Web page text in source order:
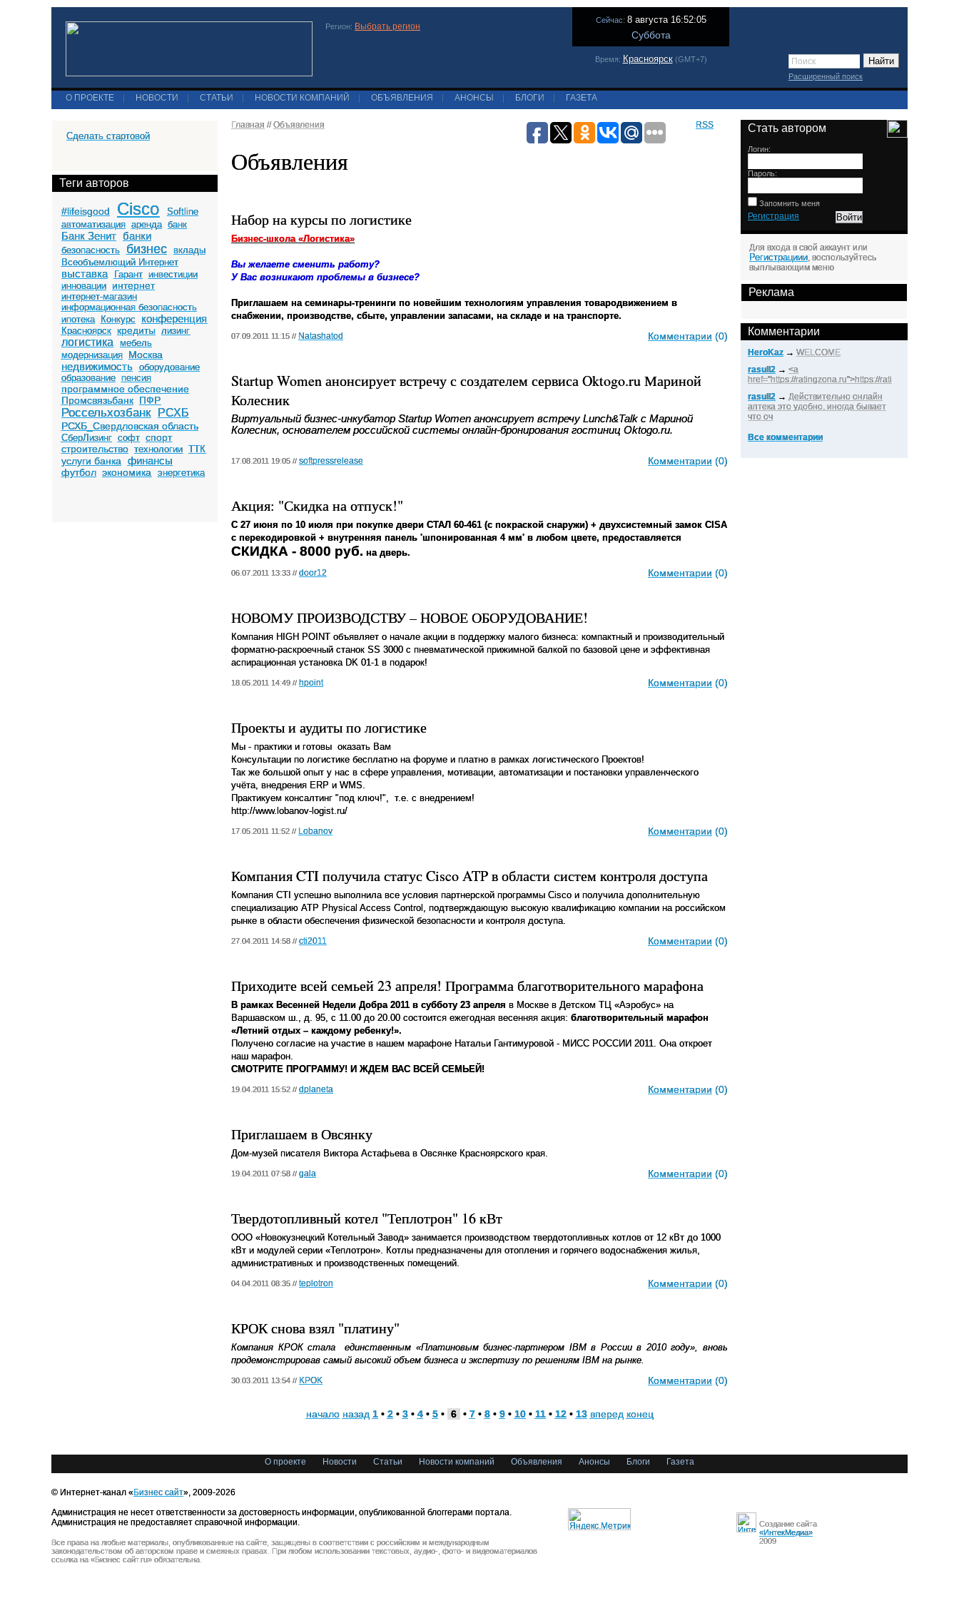
Регион: Выбрать регион
Сейчас: 8 августа 16:52:05
Суббота
Время: Красноярск(GMT+7)
Расширенный поиск
О ПРОЕКТЕ НОВОСТИ СТАТЬИ НОВОСТИ КОМПАНИЙ ОБЪЯВЛЕНИЯ АНОНСЫ БЛОГИ ГАЗЕТА
Сделать стартовой
Теги авторов
#lifeisgood Cisco
Softline
автоматизация аренда банк
Банк Зенит банки
безопасность бизнес
вклады
Всеобъемлющий Интернет
выставка Гарант инвестиции
инновации
интернет
интернет-магазин
информационная безопасность
ипотека
Конкурс конференция
Красноярск кредиты лизинг
логистика
мебель
модернизация
Москва
недвижимость оборудование
образование пенсия
программное обеспечение
Промсвязьбанк ПФР
Россельхозбанк РСХБ
РСХБ_Свердловская область
СберЛизинг софт спорт
строительство технологии ТТК
услуги банка финансы
футбол экономика энергетика
Главная // Объявления RSS
Объявления
Набор на курсы по логистике
Бизнес-школа «Логистика»
Вы желаете сменить работу?
У Вас возникают проблемы в бизнесе?
Приглашаем на семинары-тренинги по новейшим технологиям управления товародвижением в
снабжении, производстве, сбыте, управлении запасами, на складе и на транспорте.
07.09.2011 11:15 // Natashatod Комментарии (0)
Startup Women анонсирует встречу с создателем сервиса Oktogo.ru Мариной
Колесник
Виртуальный бизнес-инкубатор Startup Women анонсирует встречу Lunch&Talk c Мариной
Колесник, основателем российской системы онлайн-бронирования гостиниц Oktogo.ru.
17.08.2011 19:05 // softpressrelease Комментарии (0)
Акция: "Скидка на отпуск!"
С 27 июня по 10 июля при покупке двери СТАЛ 60-461 (c покраской снаружи) + двухсистемный замок CISA
с перекодировкой + внутренняя панель 'шпонированная 4 мм' в любом цвете, предоставляется
СКИДКА - 8000 руб. на дверь.
06.07.2011 13:33 // door12 Комментарии (0)
НОВОМУ ПРОИЗВОДСТВУ – НОВОЕ ОБОРУДОВАНИЕ!
Компания HIGH POINT объявляет о начале акции в поддержку малого бизнеса: компактный и производительный
форматно-раскроечный станок SS 3000 с пневматической прижимной балкой по базовой цене и эффективная
аспирационная установка DK 01-1 в подарок!
18.05.2011 14:49 // hpoint Комментарии (0)
Проекты и аудиты по логистике
Мы - практики и готовы оказать Вам
Консультации по логистике бесплатно на форуме и платно в рамках логистического Проектов!
Так же большой опыт у нас в сфере управления, мотивации, автоматизации и постановки управленческого
учёта, внедрения ERP и WMS.
Практикуем консалтинг "под ключ!", т.е. с внедрением!
http://www.lobanov-logist.ru/
17.05.2011 11:52 // Lobanov Комментарии (0)
Компания CTI получила статус Cisco ATP в области систем контроля доступа
Компания CTI успешно выполнила все условия партнерской программы Cisco и получила дополнительную
специализацию ATP Physical Access Control, подтверждающую высокую квалификацию компании на российском
рынке в области обеспечения физической безопасности и контроля доступа.
27.04.2011 14:58 // cti2011 Комментарии (0)
Приходите всей семьей 23 апреля! Программа благотворительного марафона
В рамках Весенней Недели Добра 2011 в субботу 23 апреля в Москве в Детском ТЦ «Аэробус» на
Варшавском ш., д. 95, с 11.00 до 20.00 состоится ежегодная весенняя акция: благотворительный марафон
«Летний отдых – каждому ребенку!».
Получено согласие на участие в нашем марафоне Натальи Гантимуровой - МИСС РОССИИ 2011. Она откроет
наш марафон.
СМОТРИТЕ ПРОГРАММУ! И ЖДЕМ ВАС ВСЕЙ СЕМЬЕЙ!
19.04.2011 15:52 // dplaneta Комментарии (0)
Приглашаем в Овсянку
Дом-музей писателя Виктора Астафьева в Овсянке Красноярского края.
19.04.2011 07:58 // gala Комментарии (0)
Твердотопливный котел "Теплотрон" 16 кВт
ООО «Новокузнецкий Котельный Завод» занимается производством твердотопливных котлов от 12 кВт до 1000
кВт и модулей серии «Теплотрон». Котлы предназначены для отопления и горячего водоснабжения жилья,
административных и производственных помещений.
04.04.2011 08:35 // teplotron Комментарии (0)
КРОК снова взял "платину"
Компания КРОК стала единственным «Платиновым бизнес-партнером IBMв России в 2010 году», вновь
продемонстрировав самый высокий объем бизнеса и экспертизу по решениям IBM на рынке.
30.03.2011 13:54 // KPOK Комментарии (0)
начало назад 1• 2• 3• 4• 5• 6 • 7• 8• 9• 10• 11• 12• 13 вперед конец
Стать автором
Логин:
Пароль:
Запомнить меня
Регистрация
Для входа в свой аккаунт или
Регистрациии , воспользуйтесь
выплывающим меню
Реклама
Комментарии
HeroKaz → WELCOME
rasull2 → <a
href="https://ratingzona.ru">https://rati
rasull2 → Действительно онлайн
аптека это удобно, иногда бывает
что оч
Все комментарии
О проекте Новости Статьи Новости компаний Объявления Анонсы Блоги Газета
© Интернет-канал «Бизнес сайт», 2009-2026
Администрация не несет ответственности за достоверность информации, опубликованной блоггерами портала.
Администрация не предоставляет справочной информации.
Все права на любые материалы, опубликованные на сайте, защищены в соответствии с российским и международным
законодательством об авторском праве и смежных правах. При любом использовании текстовых, аудио-, фото- и видеоматериалов
ссылка на «Бизнес сайт.ru» обязательна.
Создание сайта
«ИнтекМедиа»
2009